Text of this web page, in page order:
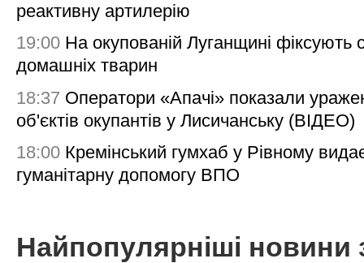
реактивну артилерію
19:00 На окупованій Луганщині фіксують
домашніх тварин
18:37 Оператори «Апачі» показали
об'єктів окупантів у Лисичанську (ВІДЕО)
18:00 Кремінський гумхаб у Рівному
гуманітарну допомогу ВПО
Найпопулярніші новини